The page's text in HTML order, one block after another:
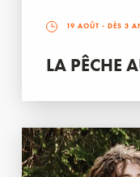
19 AOÛT - DÈS 3
LA PÊCHE